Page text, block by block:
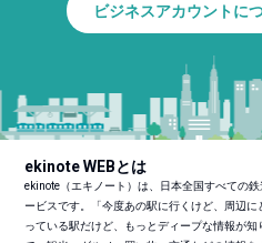
ビジネスアカウントに
ekinote WEBとは
ekinote（エキノート）は、日本全国すべての
ービスです。「今度あの駅に行くけど、周辺
っている駅だけど、もっとディープな情報が